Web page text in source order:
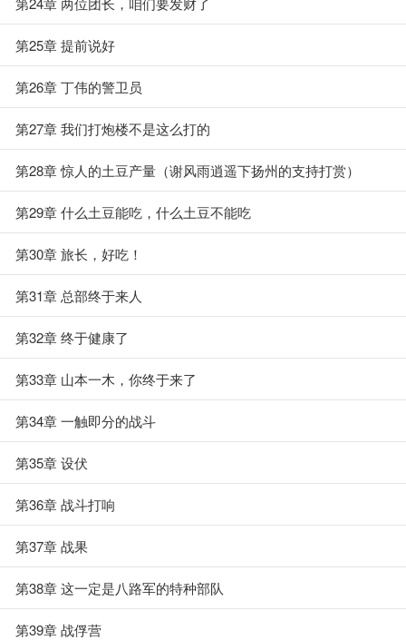
第25章 提前说好
第26章 丁伟的警卫员
第27章 我们打炮楼不是这么打的
第28章 惊人的土豆产量（谢风雨逍遥下扬州的支持打赏）
第29章 什么土豆能吃，什么土豆不能吃
第30章 旅长，好吃！
第31章 总部终于来人
第32章 终于健康了
第33章 山本一木，你终于来了
第34章 一触即分的战斗
第35章 设伏
第36章 战斗打响
第37章 战果
第38章 这一定是八路军的特种部队
第39章 战俘营